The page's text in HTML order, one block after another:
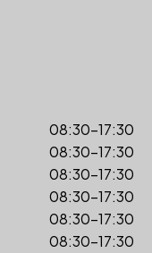
08:30-17:30
08:30-17:30
08:30-17:30
08:30-17:30
08:30-17:30
08:30-17:30